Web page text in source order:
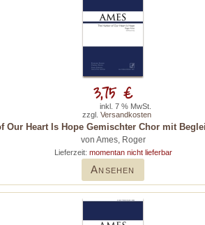
Our Heart Is Hope Gemischter Chor mit
von Ames, Roger
Lieferzeit: momentan nicht lieferbar
Ansehen
3,75 €
inkl. 7 % MwSt.
zzgl. Versandkosten